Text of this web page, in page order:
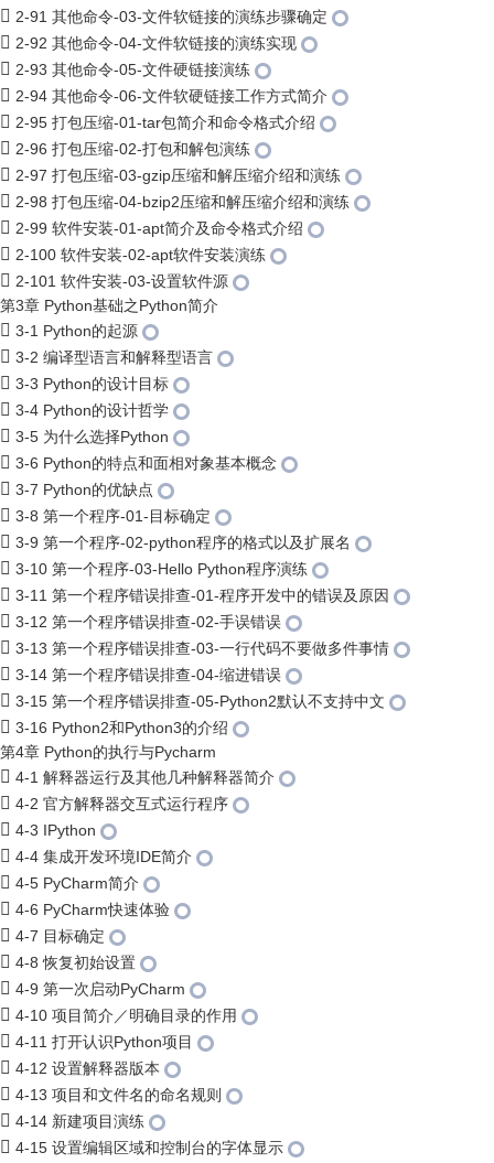
2-91 其他命令-03-文件软链接的演练步骤确定
2-92 其他命令-04-文件软链接的演练实现
2-93 其他命令-05-文件硬链接演练
2-94 其他命令-06-文件软硬链接工作方式简介
2-95 打包压缩-01-tar包简介和命令格式介绍
2-96 打包压缩-02-打包和解包演练
2-97 打包压缩-03-gzip压缩和解压缩介绍和演练
2-98 打包压缩-04-bzip2压缩和解压缩介绍和演练
2-99 软件安装-01-apt简介及命令格式介绍
2-100 软件安装-02-apt软件安装演练
2-101 软件安装-03-设置软件源
第3章 Python基础之Python简介
3-1 Python的起源
3-2 编译型语言和解释型语言
3-3 Python的设计目标
3-4 Python的设计哲学
3-5 为什么选择Python
3-6 Python的特点和面相对象基本概念
3-7 Python的优缺点
3-8 第一个程序-01-目标确定
3-9 第一个程序-02-python程序的格式以及扩展名
3-10 第一个程序-03-Hello Python程序演练
3-11 第一个程序错误排查-01-程序开发中的错误及原因
3-12 第一个程序错误排查-02-手误错误
3-13 第一个程序错误排查-03-一行代码不要做多件事情
3-14 第一个程序错误排查-04-缩进错误
3-15 第一个程序错误排查-05-Python2默认不支持中文
3-16 Python2和Python3的介绍
第4章 Python的执行与Pycharm
4-1 解释器运行及其他几种解释器简介
4-2 官方解释器交互式运行程序
4-3 IPython
4-4 集成开发环境IDE简介
4-5 PyCharm简介
4-6 PyCharm快速体验
4-7 目标确定
4-8 恢复初始设置
4-9 第一次启动PyCharm
4-10 项目简介／明确目录的作用
4-11 打开认识Python项目
4-12 设置解释器版本
4-13 项目和文件名的命名规则
4-14 新建项目演练
4-15 设置编辑区域和控制台的字体显示